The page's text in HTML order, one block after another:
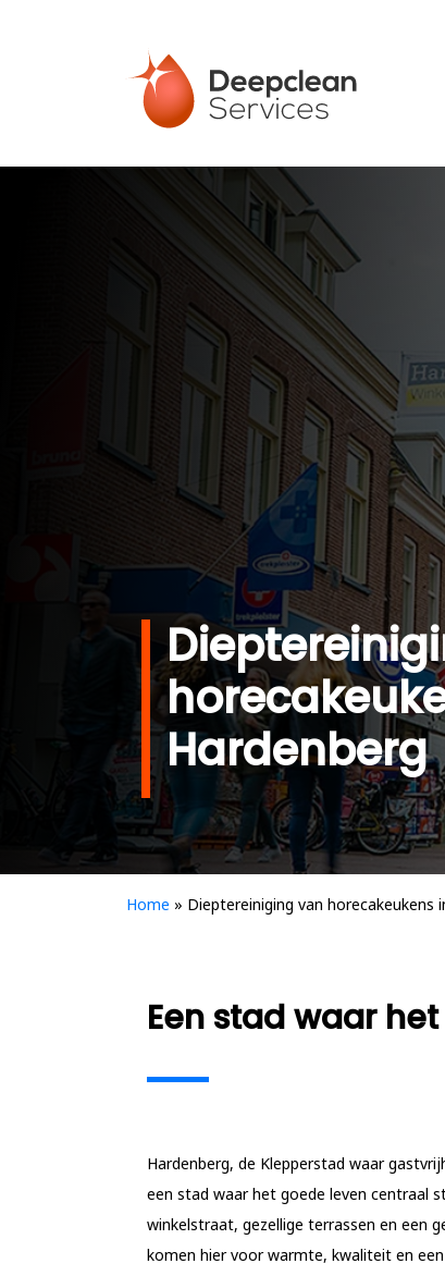
Hardenberg
Home » Dieptereiniging van horecakeukens
Een stad waar
Hardenberg, de Klepperstad waar
een stad waar het goede leven centraal
winkelstraat, gezellige terrassen en een
komen hier voor warmte, kwaliteit en